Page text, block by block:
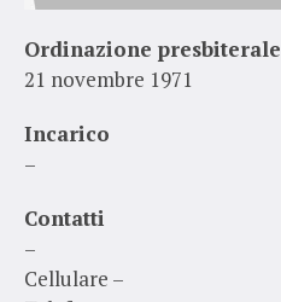
Ordinazione presbiterale
21 novembre 1971
Incarico
–
Contatti
–
Cellulare –